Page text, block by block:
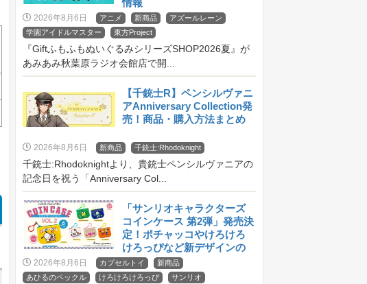
情報
2026年8月6日 アニメ 新商品
アズールレーン
学園アイドルマスター
東方Project
『GiftふもふもぬいぐるみシリーズSHOP2026夏』が
あみあみ秋葉原ラジオ会館店で開...
【千銃士R】ペンシルヴァニ
アAnniversary Collection発
売！商品・購入方法まとめ
2026年8月6日 新商品 千銃士:Rhodoknight
千銃士:Rhodoknightより、貴銃士ペンシルヴァニアの
記念日を祝う「Anniversary Col...
「サンリオキャラクターズ
コインケース 第2弾」発売決
定！ポチャッコやけろけろ
けろっぴなど新デザインの
魅力を徹底紹介
2026年8月6日 カプセルトイ
新商品
あひるのペックル
けろけろけろっぴ
サンリオ